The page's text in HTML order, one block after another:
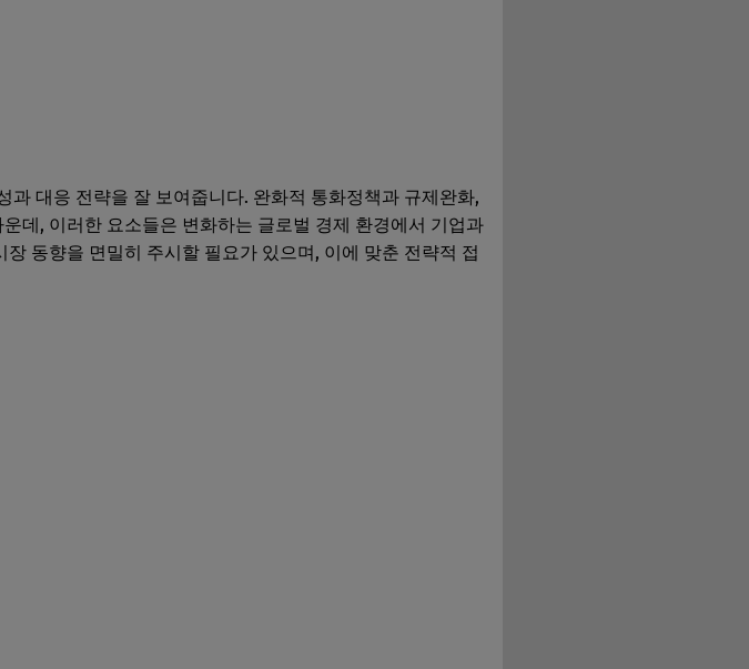
대응 전략을 잘 보여줍니다. 완화적 통화정책과 규제완화,
데, 이러한 요소들은 변화하는 글로벌 경제 환경에서 기업과
동향을 면밀히 주시할 필요가 있으며, 이에 맞춘 전략적 접